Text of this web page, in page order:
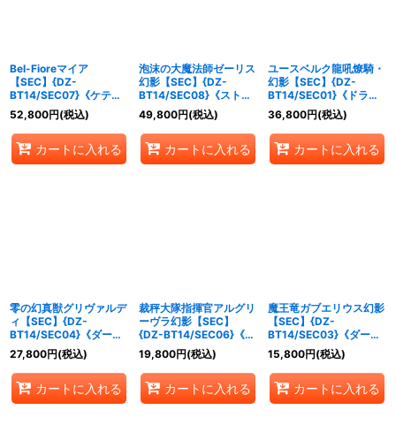
Bel-Fioreマイア
【SEC】{DZ-
BT14/SEC07}《ケテル
サンクチュアリ》
52,800円(税込)
カートに入れる
泡沫の大魔法師ゼーリス
幻影【SEC】{DZ-
BT14/SEC08}《ストイ
ケイア》
49,800円(税込)
カートに入れる
ユースベルク龍吼燎騎・
幻影【SEC】{DZ-
BT14/SEC01}《ドラゴ
ンエンパイア》
36,800円(税込)
カートに入れる
零の幻真獣グリヴァルデ
ィ【SEC】{DZ-
BT14/SEC04}《ダーク
ステイツ》
27,800円(税込)
カートに入れる
裁秤大隊指揮官アルグリ
ーヴラ幻影【SEC】
{DZ-BT14/SEC06}《ブ
ラントゲート》
19,800円(税込)
カートに入れる
魔王竜ガブエリウス幻影
【SEC】{DZ-
BT14/SEC03}《ダーク
ステイツ》
15,800円(税込)
カートに入れる